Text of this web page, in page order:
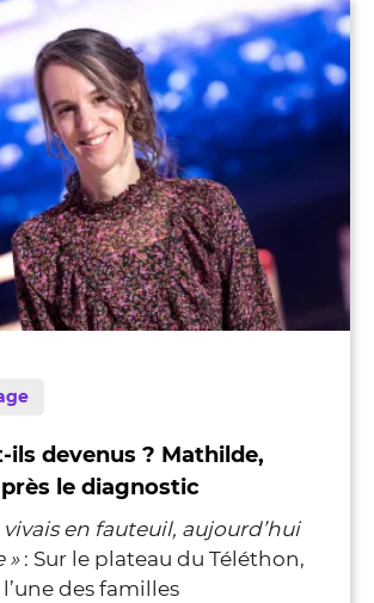
ils devenus ? Mathilde,
le diagnostic
vivais en fauteuil, aujourd’hui
» : Sur le plateau du Téléthon,
des familles